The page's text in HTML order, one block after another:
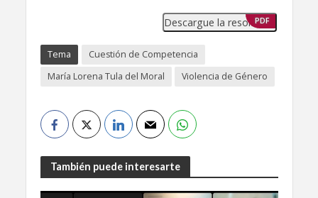
Descargue la resolución
PDF
Tema
Cuestión de Competencia
María Lorena Tula del Moral
Violencia de Género
También puede interesarte